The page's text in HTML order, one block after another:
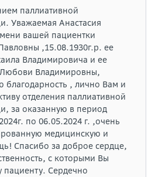
паллиативной
Уважаемая Анастасия
вашей пациентки
,15.08.1930г.р. ее
Владимировича и ее
Владимировны,
благодарность , лично Вам и
отделения паллиативной
за оказанную в период
по 06.05.2024 г. ,очень
медицинскую и
Спасибо за доброе сердце,
с которыми Вы
пациенту. Сердечно